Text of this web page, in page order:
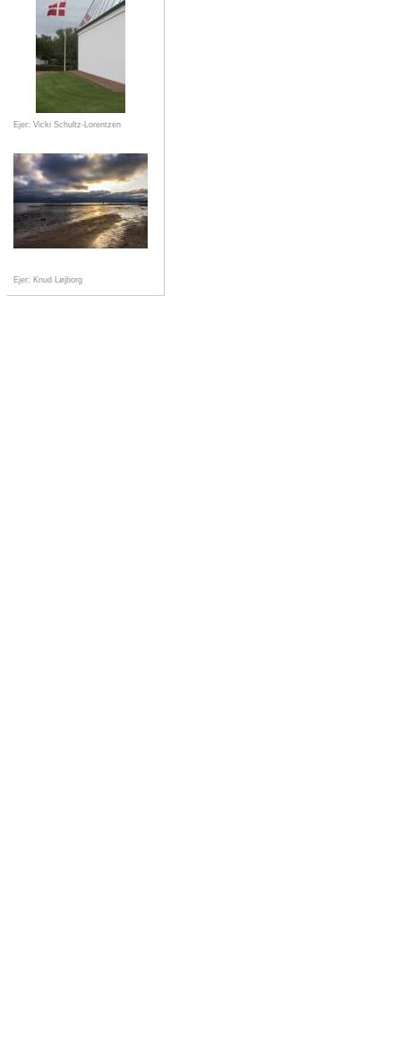
Ejer: Vicki Schultz-Lorentzen
Ejer: Knud Løjborg